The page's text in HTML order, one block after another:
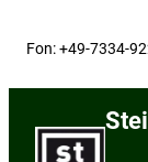
Fon: +49-7334-